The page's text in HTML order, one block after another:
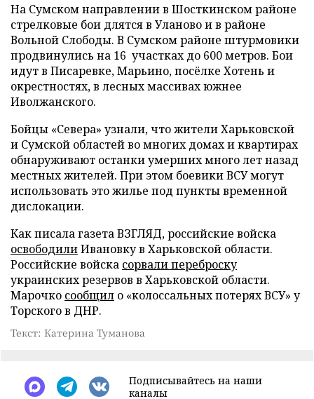
На Сумском направлении в Шосткинском районе
стрелковые бои длятся в Уланово и в районе
Вольной Слободы. В Сумском районе штурмовики
продвинулись на 16 участках до 600 метров. Бои
идут в Писаревке, Марьино, посёлке Хотень и
окрестностях, в лесных массивах южнее
Иволжанского.
Бойцы «Севера» узнали, что жители Харьковской
и Сумской областей во многих домах и квартирах
обнаруживают останки умерших много лет назад
местных жителей. При этом боевики ВСУ могут
использовать это жилье под пункты временной
дислокации.
Как писала газета ВЗГЛЯД, российские войска
освободилиИвановку в Харьковской области.
Российские войска сорвали переброску
украинских резервов в Харьковской области.
Марочко сообщил о «колоссальных потерях ВСУ» у
Торского в ДНР.
Текст: Катерина Туманова
Подписывайтесь на наши
каналы